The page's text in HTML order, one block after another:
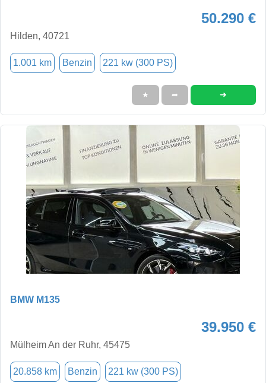
50.290 €
Hilden, 40721
1.001 km Benzin 221 kw (300 PS)
★ ➦ ➜
BMW M135
39.950 €
Mülheim An der Ruhr, 45475
20.858 km Benzin 221 kw (300 PS)